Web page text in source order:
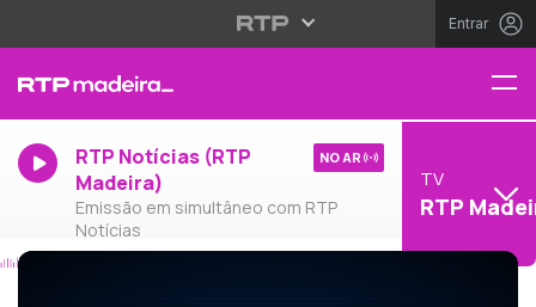
Entrar
RTP Notícias (RTP
Madeira)
Emissão em simultâneo com RTP
Notícias
NO AR
TV
RTP